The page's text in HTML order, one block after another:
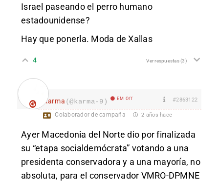
Israel paseando el perro humano
estadounidense?
Hay que ponerla. Moda de Xallas
4 Ver respuestas(3)
karma (@karma-9) EM Off #2863122
Colaborador de campaña 2 años hace
Ayer Macedonia del Norte dio por finalizada
su “etapa socialdemócrata” votando a una
presidenta conservadora y a una mayoría, no
absoluta, para el conservador VMRO-DPMNE